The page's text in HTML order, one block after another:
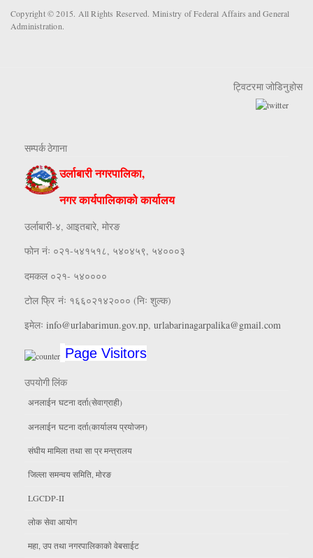
Copyright © 2015. All Rights Reserved. Ministry of Federal Affairs and General
Administration.
ट्विटरमा जोडिनुहोस
सम्पर्क ठेगाना
उर्लाबारी नगरपालिका,
नगर कार्यपालिकाको कार्यालय
उर्लाबारी-४, आइतबारे, माेरङ
फाेन नंः ०२१-५४१५१८, ५४०४५९, ५४०००३
दमकल ०२१- ५४००००
टोल फ्रि नंः १६६०२१४२००० (निः शुल्क)
इमेलः info@urlabarimun.gov.np, urlabarinagarpalika@gmail.com
Page Visitors
उपयाेगी लिंक
अनलाईन घटना दर्ता(सेवाग्राही)
अनलाईन घटना दर्ता(कार्यालय प्रयाेजन)
संघीय मामिला तथा सा प्र मन्त्रालय
जिल्ला समन्वय समिति, माेरङ
LGCDP-II
लाेक सेवा आयाेग
महा, उप तथा नगरपालिकाकाे वेबसाईट